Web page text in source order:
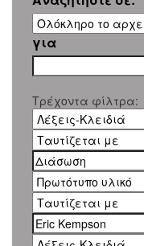
για
Τρέχοντα φίλτρα: